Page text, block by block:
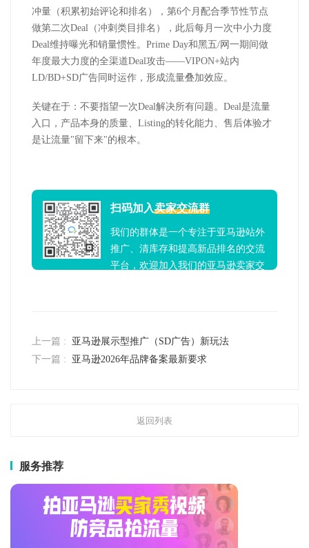
冲量（积累初始评论和排名），第6个月配合季节性节点
做第二次Deal
（冲刺类目排名），此后每月一次中小力度
Deal维持曝光和销量惯性。 Prime Day和黑五/网一期间做
年度最大力度的全渠道Deal攻击——VIPON+站内
LD/BD+SD广告同时运作，形成流量叠加效应。
关键在于：不要指望一次Deal解决所有问题。 Deal是流量
入口，产品本身的质量、 Listing的转化能力、售后体验才
是让流量"留下来"的根本。
扫码加入卖家交流群
我们的群体是一个专注于亚马逊站外
推广、清库存和提高新品排名的交流
平台，欢迎加入我们的亚马逊卖家交
上一篇 :
亚马逊展示型推广（SD广告）新玩法
下一篇 :
亚马逊2026年品牌备案最新要求
返回列表
服务推荐